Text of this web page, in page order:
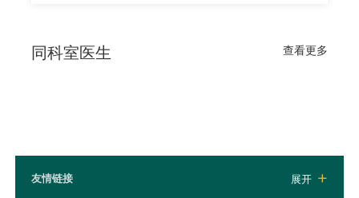
同科室医生 查看更多
友情链接 展开 